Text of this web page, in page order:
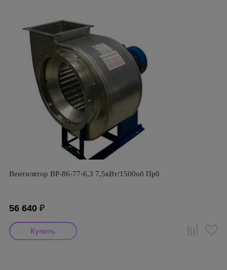
Вентилятор ВР-86-77-6,3 7,5кВт/1500об Пр0
56 640 ₽